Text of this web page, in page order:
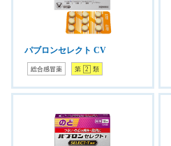
パブロンセレクト CV
総合感冒薬 第 2 類